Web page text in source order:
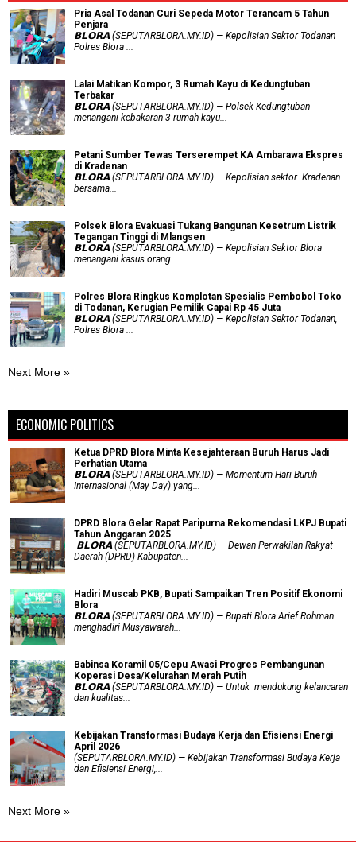
Pria Asal Todanan Curi Sepeda Motor Terancam 5 Tahun
Penjara
𝗕𝗟𝗢𝗥𝗔 (SEPUTARBLORA.MY.ID) — Kepolisian Sektor Todanan
Polres Blora ...
Lalai Matikan Kompor, 3 Rumah Kayu di Kedungtuban
Terbakar
𝗕𝗟𝗢𝗥𝗔 (SEPUTARBLORA.MY.ID) — Polsek Kedungtuban
menangani kebakaran 3 rumah kayu...
Petani Sumber Tewas Terserempet KA Ambarawa Ekspres
di Kradenan
𝗕𝗟𝗢𝗥𝗔 (SEPUTARBLORA.MY.ID) — Kepolisian sektor Kradenan
bersama...
Polsek Blora Evakuasi Tukang Bangunan Kesetrum Listrik
Tegangan Tinggi di Mlangsen
𝗕𝗟𝗢𝗥𝗔 (SEPUTARBLORA.MY.ID) — Kepolisian Sektor Blora
menangani kasus orang...
Polres Blora Ringkus Komplotan Spesialis Pembobol Toko
di Todanan, Kerugian Pemilik Capai Rp 45 Juta
𝗕𝗟𝗢𝗥𝗔 (SEPUTARBLORA.MY.ID) — Kepolisian Sektor Todanan,
Polres Blora ...
Next More »
ECONOMIC POLITICS
Ketua DPRD Blora Minta Kesejahteraan Buruh Harus Jadi
Perhatian Utama
​𝗕𝗟𝗢𝗥𝗔 (SEPUTARBLORA.MY.ID) — Momentum Hari Buruh
Internasional (May Day) yang...
DPRD Blora Gelar Rapat Paripurna Rekomendasi LKPJ Bupati
Tahun Anggaran 2025
‎ 𝗕𝗟𝗢𝗥𝗔 (SEPUTARBLORA.MY.ID) — Dewan Perwakilan Rakyat
Daerah (DPRD) Kabupaten...
Hadiri Muscab PKB, Bupati Sampaikan Tren Positif Ekonomi
Blora
𝗕𝗟𝗢𝗥𝗔 (SEPUTARBLORA.MY.ID) — Bupati Blora Arief Rohman
menghadiri Musyawarah...
Babinsa Koramil 05/Cepu Awasi Progres Pembangunan
Koperasi Desa/Kelurahan Merah Putih
𝗕𝗟𝗢𝗥𝗔 (SEPUTARBLORA.MY.ID) — Untuk mendukung kelancaran
dan kualitas...
Kebijakan Transformasi Budaya Kerja dan Efisiensi Energi
April 2026
(SEPUTARBLORA.MY.ID) — Kebijakan Transformasi Budaya Kerja
dan Efisiensi Energi,...
Next More »